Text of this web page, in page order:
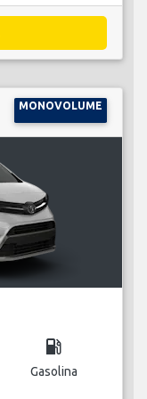
MONOVOLUME
local_gas_station
Gasolina